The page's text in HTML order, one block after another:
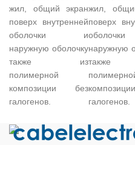
жил, общий экран
поверх внутренней
оболочки и
наружную оболочку
также из
полимерной
композиции без
галогенов.
жил,
поверх
наружную
галогенов.